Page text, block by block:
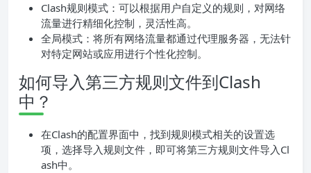
Clash规则模式：可以根据用户自定义的规则，对网络
流量进行精细化控制，灵活性高。
全局模式：将所有网络流量都通过代理服务器，无法针
对特定网站或应用进行个性化控制。
如何导入第三方规则文件到Clash
中？
在Clash的配置界面中，找到规则模式相关的设置选
项，选择导入规则文件，即可将第三方规则文件导入Cl
ash中。